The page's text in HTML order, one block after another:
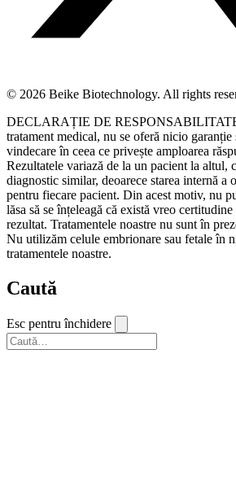
© 2026 Beike Biotechnology. All rights
DECLARAȚIE DE
tratament medical, nu se oferă nicio
vindecare în ceea ce privește amploarea
Rezultatele variază de la un pacient la altul,
diagnostic similar, deoarece starea internă a
pentru fiecare pacient. Din acest motiv, nu
lăsa să se înțeleagă că există vreo
rezultat. Tratamentele noastre nu sunt în
Nu utilizăm celule embrionare sau fetale în
tratamentele noastre.
Caută
Esc pentru închidere